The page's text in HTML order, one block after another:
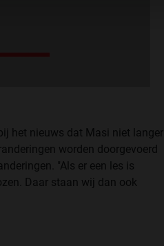
het nieuws dat Masi niet langer
worden doorgevoerd
"Als er een les is
Daar staan wij dan ook